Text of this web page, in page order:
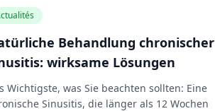
Behandlung chronischer
wirksame Lösungen
Wichtigste, was Sie beachten sollten: Eine
Sinusitis, die länger als 12 Wochen